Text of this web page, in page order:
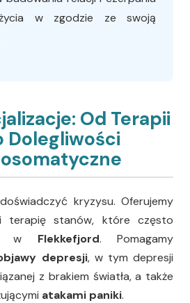
w zgodzie ze swoją
Od Terapii
Dolegliwości
kryzysu. Oferujemy
terapię stanów, które często
w Flekkefjord. Pomagamy
depresji, w tym depresji
z brakiem światła, a także
atakami paniki.